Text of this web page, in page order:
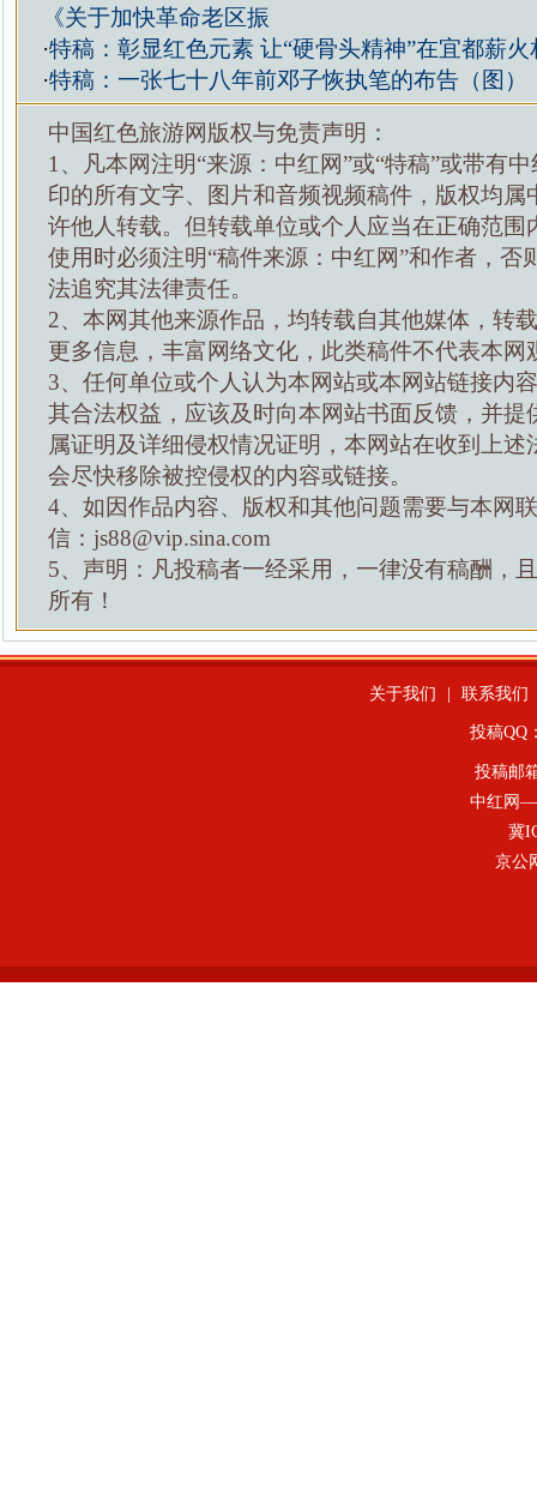
《关于加快革命老区振
·特稿：彰显红色元素 让“硬骨头精神”在宜都薪火
·特稿：一张七十八年前邓子恢执笔的布告（图）
中国红色旅游网版权与免责声明：
1、凡本网注明“来源：中红网”或“特稿”或带有
印的所有文字、图片和音频视频稿件，版权均属
许他人转载。但转载单位或个人应当在正确范围
使用时必须注明“稿件来源：中红网”和作者，否
法追究其法律责任。
2、本网其他来源作品，均转载自其他媒体，转
更多信息，丰富网络文化，此类稿件不代表本网
3、任何单位或个人认为本网站或本网站链接内
其合法权益，应该及时向本网站书面反馈，并提
属证明及详细侵权情况证明，本网站在收到上述
会尽快移除被控侵权的内容或链接。
4、如因作品内容、版权和其他问题需要与本网
信：js88@vip.sina.com
5、声明：凡投稿者一经采用，一律没有稿酬，
所有！
关于我们 联系我们
投稿QQ
投稿邮
中红网—
冀
京公